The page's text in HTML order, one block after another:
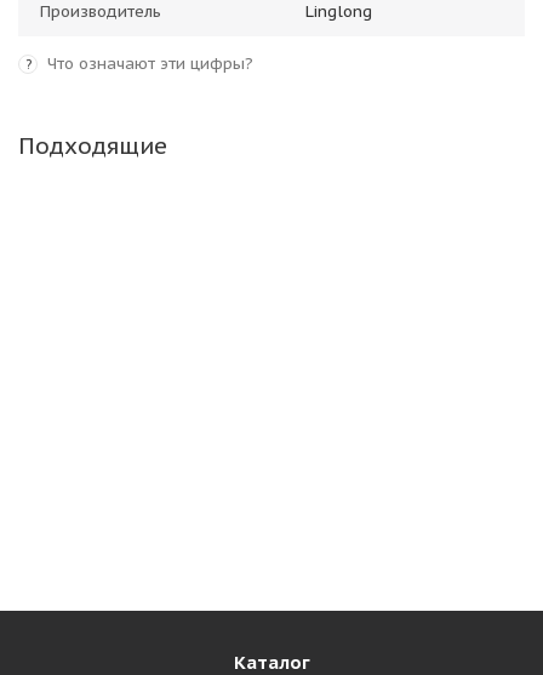
Производитель Linglong
? Что означают эти цифры?
Подходящие
24 505₽
Подробнее
Каталог